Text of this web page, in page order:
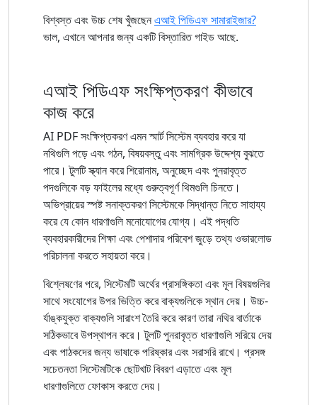
বিশ্বস্ত এবং উচ্চ শেষ খুঁজছেনএআই পিডিএফ সামারাইজার?
ভাল, এখানে আপনার জন্য একটি বিস্তারিত গাইড আছে.
এআই পিডিএফ সংক্ষিপ্তকরণ কীভাবে
কাজ করে
AI PDF সংক্ষিপ্তকরণ এমন স্মার্ট সিস্টেম ব্যবহার করে যা
নথিগুলি পড়ে এবং গঠন, বিষয়বস্তু এবং সামগ্রিক উদ্দেশ্য বুঝতে
পারে। টুলটি স্ক্যান করে শিরোনাম, অনুচ্ছেদ এবং পুনরাবৃত্ত
পদগুলিকে বড় ফাইলের মধ্যে গুরুত্বপূর্ণ থিমগুলি চিনতে।
অভিপ্রায়ের স্পষ্ট সনাক্তকরণ সিস্টেমকে সিদ্ধান্ত নিতে সাহায্য
করে যে কোন ধারণাগুলি মনোযোগের যোগ্য। এই পদ্ধতি
ব্যবহারকারীদের শিক্ষা এবং পেশাদার পরিবেশ জুড়ে তথ্য ওভারলোড
পরিচালনা করতে সহায়তা করে।
বিশ্লেষণের পরে, সিস্টেমটি অর্থের প্রাসঙ্গিকতা এবং মূল বিষয়গুলির
সাথে সংযোগের উপর ভিত্তি করে বাক্যগুলিকে স্থান দেয়। উচ্চ-
র্যাঙ্কযুক্ত বাক্যগুলি সারাংশ তৈরি করে কারণ তারা নথির বার্তাকে
সঠিকভাবে উপস্থাপন করে। টুলটি পুনরাবৃত্ত ধারণাগুলি সরিয়ে দেয়
এবং পাঠকদের জন্য ভাষাকে পরিষ্কার এবং সরাসরি রাখে। প্রসঙ্গ
সচেতনতা সিস্টেমটিকে ছোটখাট বিবরণ এড়াতে এবং মূল
ধারণাগুলিতে ফোকাস করতে দেয়।